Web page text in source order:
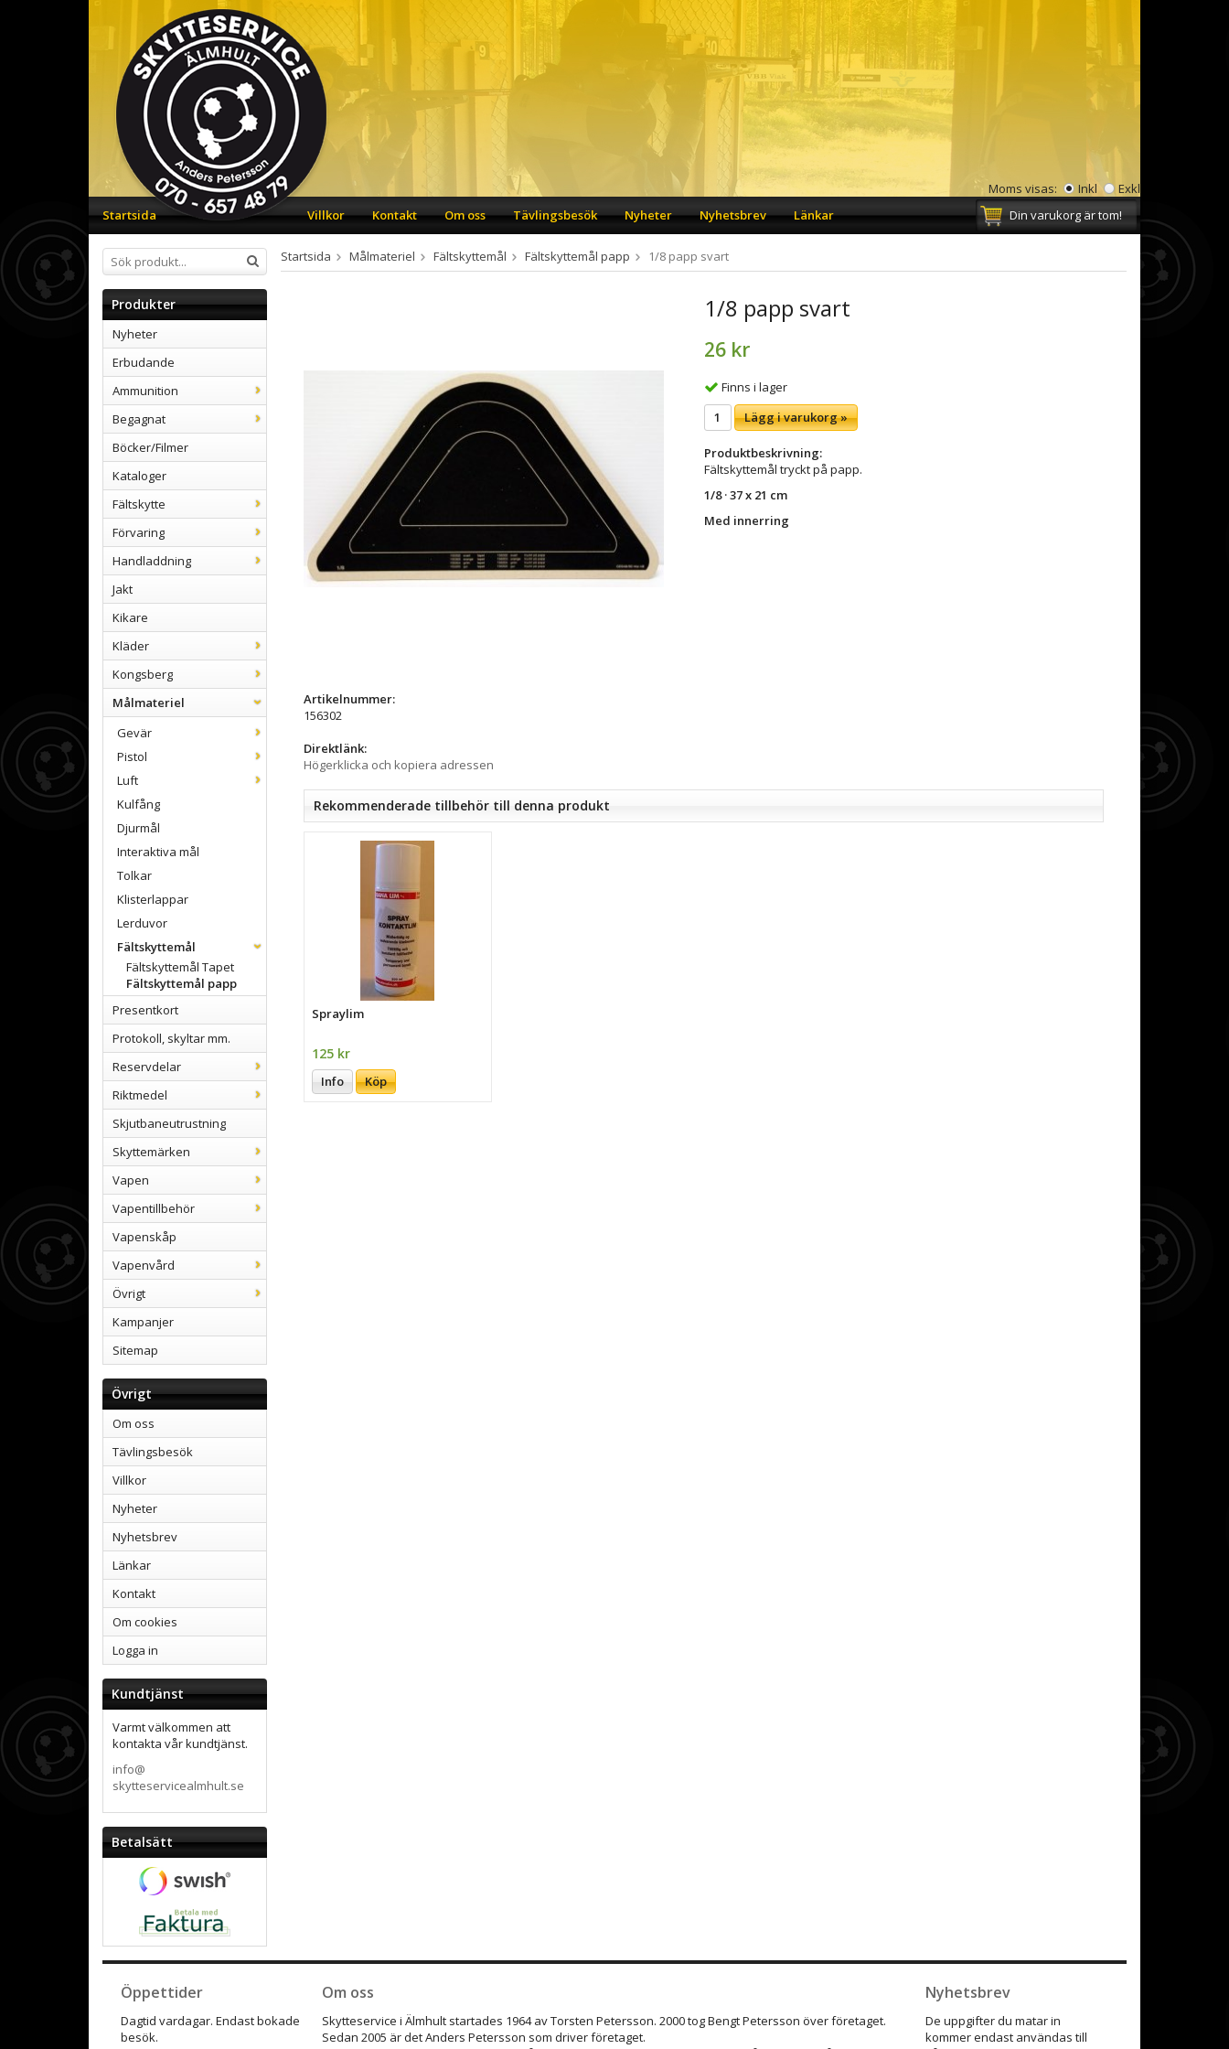
Moms visas: Inkl
Exkl
Startsida
Villkor Kontakt Om oss Tävlingsbesök Nyheter Nyhetsbrev Länkar Din varukorg är tom!
Produkter
Nyheter
Erbudande
Ammunition
Begagnat
Böcker/Filmer
Kataloger
Fältskytte
Förvaring
Handladdning
Jakt
Kikare
Kläder
Kongsberg
Målmateriel
Gevär
Pistol
Luft
Kulfång
Djurmål
Interaktiva mål
Tolkar
Klisterlappar
Lerduvor
Fältskyttemål
Fältskyttemål Tapet
Fältskyttemål papp
Presentkort
Protokoll, skyltar mm.
Reservdelar
Riktmedel
Skjutbaneutrustning
Skyttemärken
Vapen
Vapentillbehör
Vapenskåp
Vapenvård
Övrigt
Kampanjer
Sitemap
Övrigt
Om oss
Tävlingsbesök
Villkor
Nyheter
Nyhetsbrev
Länkar
Kontakt
Om cookies
Logga in
Kundtjänst
Varmt välkommen att
kontakta vår kundtjänst.
info@
skytteservicealmhult.se
Betalsätt
Startsida Målmateriel Fältskyttemål Fältskyttemål papp 1/8 papp svart
1/8 papp svart
26 kr
Finns i lager
Lägg i varukorg »
Produktbeskrivning:
Fältskyttemål tryckt på papp.
1/8 · 37 x 21 cm
Med innerring
Artikelnummer:
156302
Direktlänk:
Högerklicka och kopiera adressen
Rekommenderade tillbehör till denna produkt
Spraylim
125 kr
Info Köp
Öppettider
Dagtid vardagar. Endast bokade
besök.
Nyhetsbrev
De uppgifter du matar in
kommer endast användas till
Om oss
Skytteservice i Älmhult startades 1964 av Torsten Petersson. 2000 tog Bengt Petersson över företaget.
Sedan 2005 är det Anders Petersson som driver företaget.